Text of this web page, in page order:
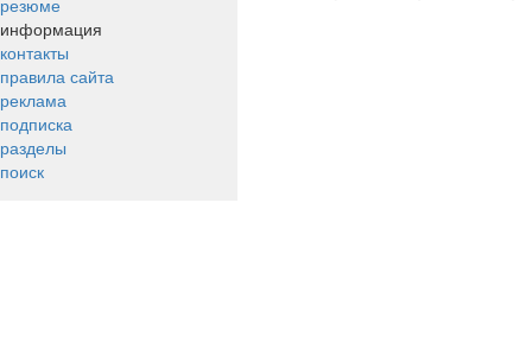
резюме
информация
контакты
правила сайта
реклама
подписка
разделы
поиск